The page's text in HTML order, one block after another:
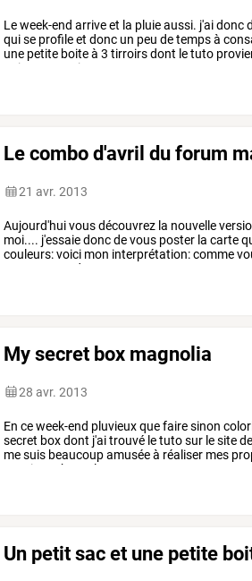
Leweek-end arriveet la pluieaussi. j'aidonc
quise profileet donc un peu detempsà
une petite boiteà 3 tirroirsdont letuto
qui
petit
Le combo d'avril du forum
21 avr. 2013
Aujourd'huivousdécouvrez la nouvelle
moi.... j'essaiedoncdevous poster la carte
couleurs:voici mon interprétation:comme
de
My secret box magnolia
28 avr. 2013
En ceweek-end pluvieuxquefairesinon
secret boxdont j'aitrouvé letutosur lesitede
mesuis beaucoupamuséeà réaliser mes
matrices
cheery lynn
Un petit sac et une petite